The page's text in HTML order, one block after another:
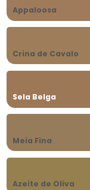
Appaloosa
Crina de Cavalo
Sela Belga
Meia Fina
Azeite de Oliva